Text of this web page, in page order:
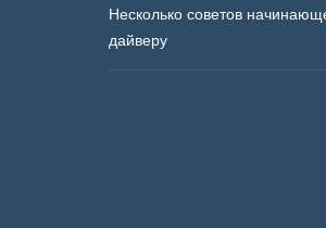
Несколько советов
дайверу